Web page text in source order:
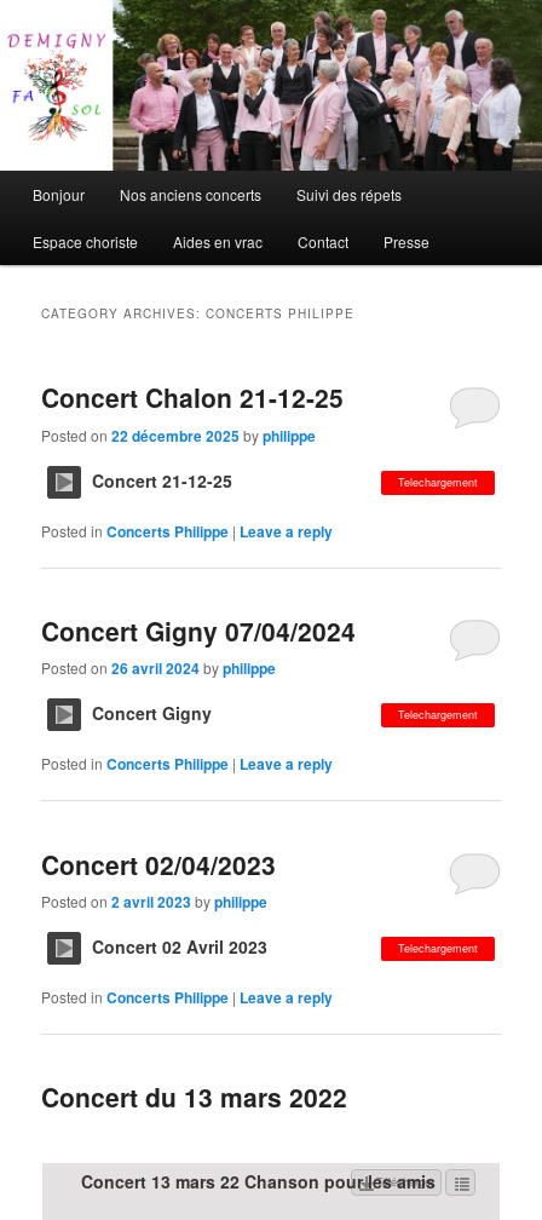
DEFASOL
Chorale de Demigny
menu
Skip
to
Skip
to
Bonjour Nos anciens concerts Suivi des répets
Espace choriste Aides en vrac Contact Presse
CATEGORY ARCHIVES:CONCERTS PHILIPPE
Concert Chalon 21-12-25
Posted on22 décembre 2025byphilippe
Concert 21-12-25 Telechargement
Posted in Concerts Philippe | Leave a reply
Concert Gigny 07/04/2024
Posted on26 avril 2024byphilippe
Concert Gigny Telechargement
Posted in Concerts Philippe | Leave a reply
Concert 02/04/2023
Posted on2 avril 2023byphilippe
Concert 02 Avril 2023 Telechargement
Posted in Concerts Philippe | Leave a reply
Concert du 13 mars 2022
Concert 13 mars 22 Chanson pour les amis
Télécharger